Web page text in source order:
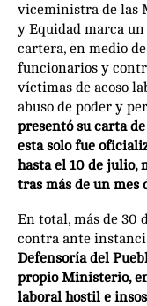
viceministra de las
y Equidad marca
cartera, en medio
funcionarios y
víctimas de acoso
abuso de poder y
presentó su carta
esta solo fue
hasta el 10 de julio,
tras más de un
En total, más de 30
contra ante
Defensoría del
propio Ministerio,
laboral hostil e